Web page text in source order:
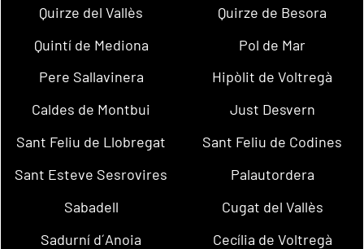
Quirze del Vallès
Quirze de Besora
Quintí de Mediona
Pol de Mar
Pere Sallavinera
Hipòlit de Voltregà
Caldes de Montbui
Just Desvern
Sant Feliu de Llobregat
Sant Feliu de Codines
Sant Esteve Sesrovires
Palautordera
Sabadell
Cugat del Vallès
Sadurní d´Anoia
Cecília de Voltregà